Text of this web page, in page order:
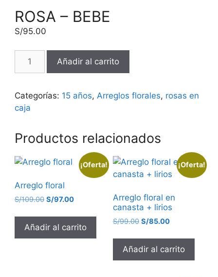
ROSA – BEBE
S/95.00
Añadir al carrito
Categorías: 15 años, Arreglos florales, rosas en
caja
Productos relacionados
¡Oferta!
Arreglo floral
S/109.00 S/97.00
Añadir al carrito
¡Oferta!
Arreglo floral en
canasta + lirios
S/99.00 S/85.00
Añadir al carrito